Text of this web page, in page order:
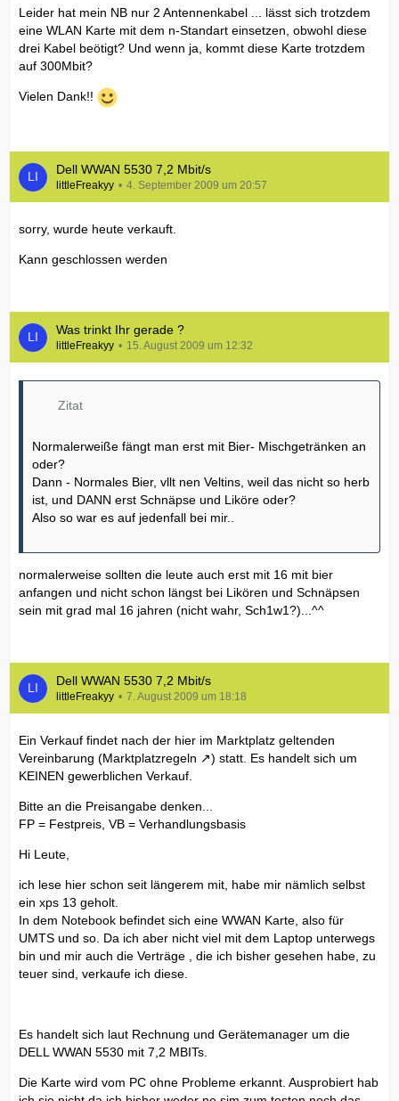
Leider hat mein NB nur 2 Antennenkabel ... lässt sich trotzdem
eine WLAN Karte mit dem n-Standart einsetzen, obwohl diese
drei Kabel beötigt? Und wenn ja, kommt diese Karte trotzdem
auf 300Mbit?
Vielen Dank!!
Dell WWAN 5530 7,2 Mbit/s
littleFreakyy 4. September 2009 um 20:57
sorry, wurde heute verkauft.
Kann geschlossen werden
Was trinkt Ihr gerade ?
littleFreakyy 15. August 2009 um 12:32
Zitat
Normalerweiße fängt man erst mit Bier- Mischgetränken an
oder?
Dann - Normales Bier, vllt nen Veltins, weil das nicht so herb
ist, und DANN erst Schnäpse und Liköre oder?
Also so war es auf jedenfall bei mir..
normalerweise sollten die leute auch erst mit 16 mit bier
anfangen und nicht schon längst bei Likören und Schnäpsen
sein mit grad mal 16 jahren (nicht wahr, Sch1w1?)...^^
Dell WWAN 5530 7,2 Mbit/s
littleFreakyy 7. August 2009 um 18:18
Ein Verkauf findet nach der hier im Marktplatz geltenden
Vereinbarung (Marktplatzregeln
) statt. Es handelt sich um
KEINEN gewerblichen Verkauf.
Bitte an die Preisangabe denken...
FP = Festpreis, VB = Verhandlungsbasis
Hi Leute,
ich lese hier schon seit längerem mit, habe mir nämlich selbst
ein xps 13 geholt.
In dem Notebook befindet sich eine WWAN Karte, also für
UMTS und so. Da ich aber nicht viel mit dem Laptop unterwegs
bin und mir auch die Verträge , die ich bisher gesehen habe, zu
teuer sind, verkaufe ich diese.
Es handelt sich laut Rechnung und Gerätemanager um die
DELL WWAN 5530 mit 7,2 MBITs.
Die Karte wird vom PC ohne Probleme erkannt. Ausprobiert hab